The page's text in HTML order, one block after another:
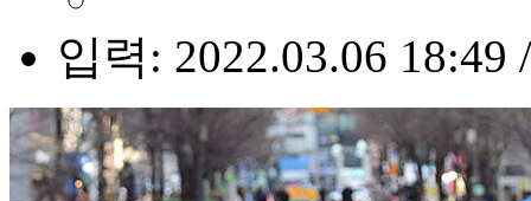
입력: 2022.03.06 18:49